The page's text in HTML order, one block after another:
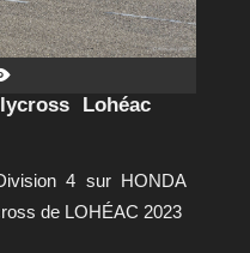
Lohéac
4 sur HONDA
de LOHÉAC 2023